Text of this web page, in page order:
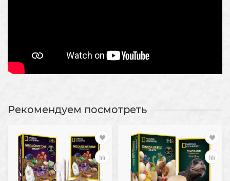
Рекомендуем посмотреть